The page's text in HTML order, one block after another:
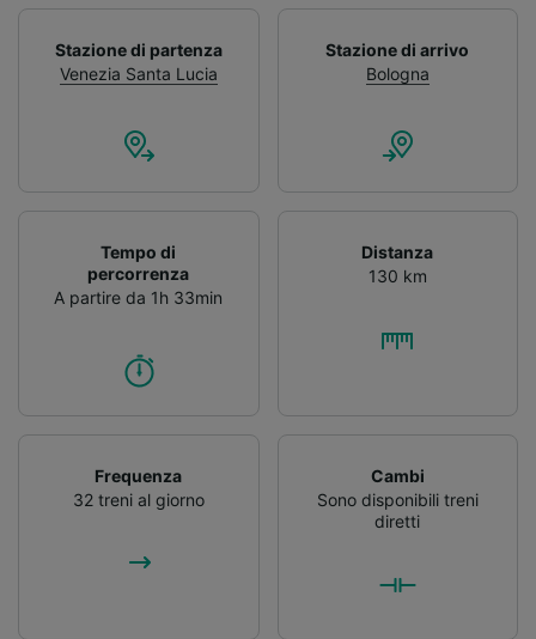
Stazione di partenza
Venezia Santa Lucia
Stazione di arrivo
Bologna
Tempo di
percorrenza
A partire da 1h 33min
Distanza
130 km
Frequenza
32 treni al giorno
Cambi
Sono disponibili treni
diretti